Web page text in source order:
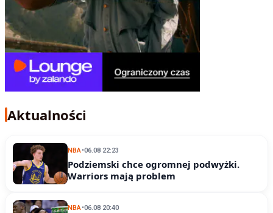
Aktualności
NBA•06.08 22:23
Podziemski chce ogromnej podwyżki.
Warriors mają problem
NBA•06.08 20:40